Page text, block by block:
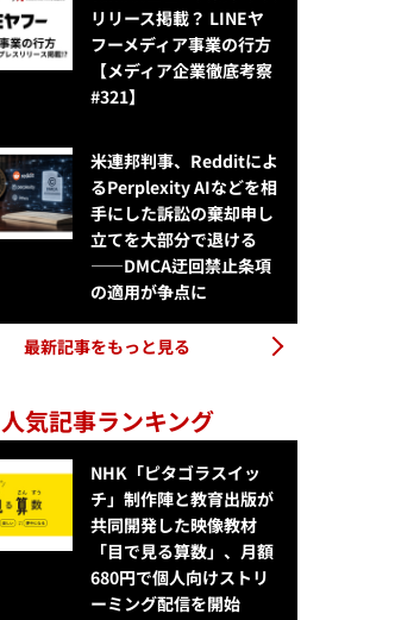
リリース掲載？ LINEヤ
フーメディア事業の行方
【メディア企業徹底考察
#321】
米連邦判事、Redditによ
るPerplexity AIなどを相
手にした訴訟の棄却申し
立てを大部分で退ける
——DMCA迂回禁止条項
の適用が争点に
最新記事をもっと見る
人気記事ランキング
NHK「ピタゴラスイッ
チ」制作陣と教育出版が
共同開発した映像教材
「目で見る算数」、月額
680円で個人向けストリ
ーミング配信を開始